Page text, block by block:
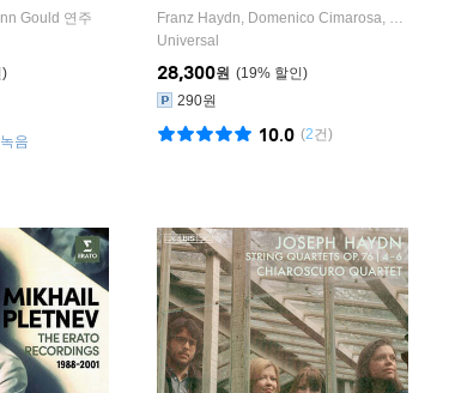
Armonico
오케스트라
52, No.49)
Gould 연주
음
킹구르 올라프손 (Mozart & Contem
poraries)
Franz Haydn, Domenico Cimarosa, Carl
Universal
19%
28,300원
290원
(2건)
10.0